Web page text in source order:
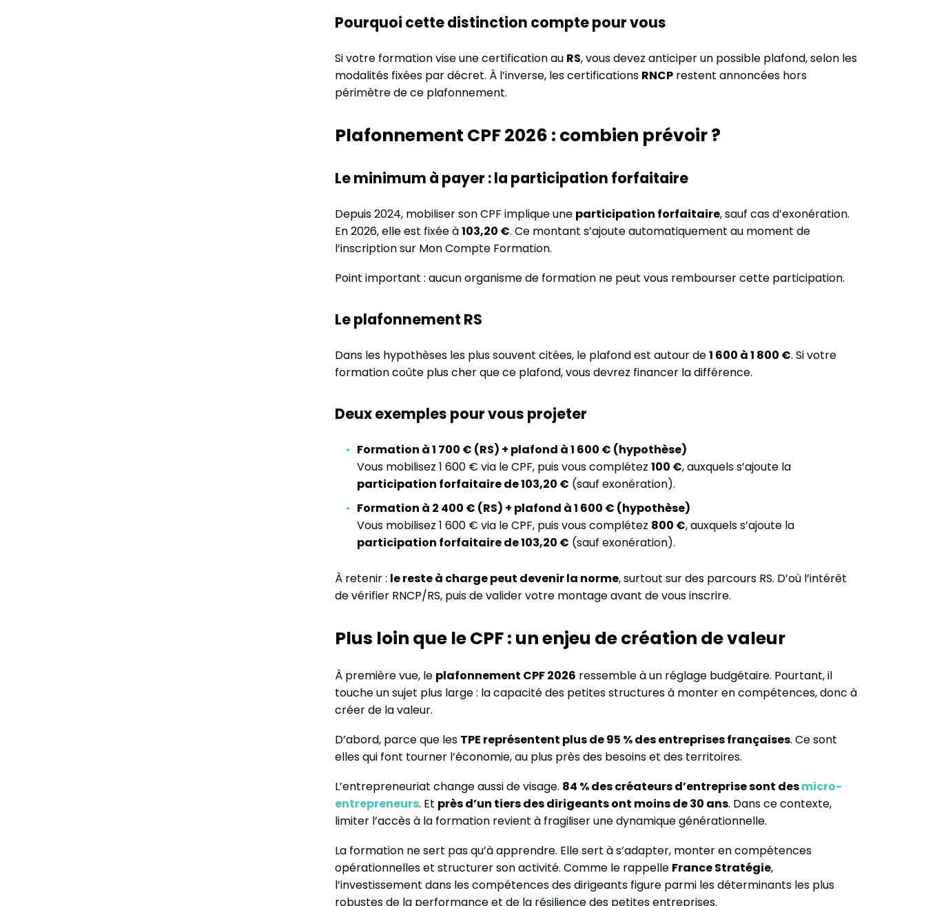
Pourquoi cette distinction compte pour vous
Si votre formation vise une certification au RS, vous devez anticiper un possible plafond, selon les
modalités fixées par décret. À l’inverse, les certifications RNCP restent annoncées hors
périmètre de ce plafonnement.
Plafonnement CPF 2026 : combien prévoir ?
Le minimum à payer : la participation forfaitaire
Depuis 2024, mobiliser son CPF implique une participation forfaitaire, sauf cas d’exonération.
En 2026, elle est fixée à103,20 €. Ce montant s’ajoute automatiquement au moment de
l’inscription sur Mon Compte Formation.
Point important : aucun organisme de formation ne peut vous rembourser cette participation.
Le plafonnement RS
Dans les hypothèses les plus souvent citées, le plafond est autour de1 600 à 1 800 €. Si votre
formation coûte plus cher que ce plafond, vous devrez financer la différence.
Deux exemples pour vous projeter
Formation à 1 700 € (RS) + plafond à 1 600 € (hypothèse)
Vous mobilisez 1 600 € via le CPF, puis vous complétez 100 €, auxquels s’ajoute la
participation forfaitaire de 103,20 € (sauf exonération).
Formation à 2 400 € (RS) + plafond à 1 600 € (hypothèse)
Vous mobilisez 1 600 € via le CPF, puis vous complétez 800 €, auxquels s’ajoute la
participation forfaitaire de 103,20 € (sauf exonération).
À retenir : le reste à charge peut devenir la norme, surtout sur des parcours RS. D’où l’intérêt
de vérifier RNCP/RS, puis de valider votre montage avant de vous inscrire.
Plus loin que le CPF : un enjeu de création de valeur
À première vue, le plafonnement CPF 2026 ressemble à un réglage budgétaire. Pourtant, il
touche un sujet plus large : la capacité des petites structures à monter en compétences, donc à
créer de la valeur.
D’abord, parce que les TPE représentent plus de 95 % des entreprises françaises. Ce sont
elles qui font tourner l’économie, au plus près des besoins et des territoires.
L’entrepreneuriat change aussi de visage. 84 % des créateurs d’entreprise sont desmicro-
entrepreneurs. Et près d’un tiers des dirigeants ont moins de 30 ans. Dans ce contexte,
limiter l’accès à la formation revient à fragiliser une dynamique générationnelle.
La formation ne sert pas qu’à apprendre. Elle sert à s’adapter, monter en compétences
opérationnelles et structurer son activité. Comme le rappelle France Stratégie,
l’investissement dans les compétences des dirigeants figure parmi les déterminants les plus
robustes de la performance et de la résilience des petites entreprises.